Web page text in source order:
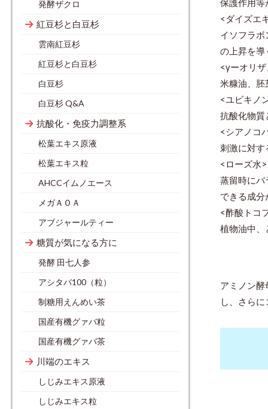
<ダイズエ
イソフラ
の上昇を導
<γーオリ
米糠油、胚
<ユビキノ
抗酸化物質
<シアノコ
刺激に対す
<ローズ水>
蒸留時にバ
できる成
<酢酸トコ
植物油中、
アミノン
し、さら
発酵ザクロ
紅豆杉と白豆杉
雲南紅豆杉
紅豆杉と白豆杉
白豆杉
白豆杉 Q&A
抗酸化・免疫力調整系
松葉エキス原液
松葉エキス粒
AHCCイムノエース
メガＡＯＡ
アブジャールティー
糖質が気になる方に
発酵 田七人参
アシタバ100（粒）
制糖用えんめい茶
国産有機グァバ粒
国産有機グァバ茶
川端のエキス
しじみエキス原液
しじみエキス粒